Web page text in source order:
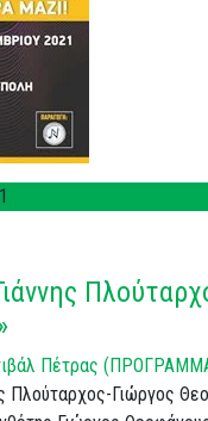
Πέτρας
Πλούταρχος-Γιώργος